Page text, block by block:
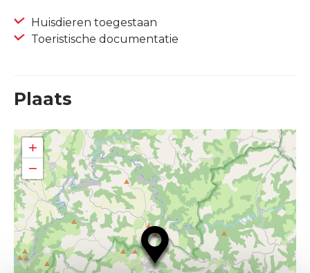
Huisdieren toegestaan
Toeristische documentatie
Plaats
+
−